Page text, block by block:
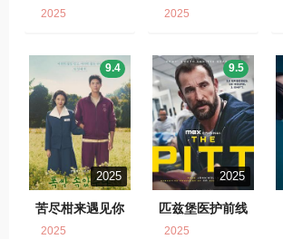
2025 2025
2025
苦尽柑来遇见你
9.4
2025
2025
匹兹堡医护前线
9.5
2025